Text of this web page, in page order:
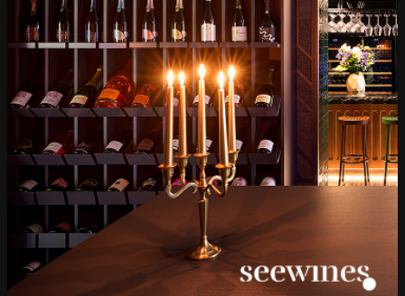
Над 1300 вина от цял
свят
Физически магазини и
събития
Бърза доставка за
цялата страна
Лоялна програма и
отстъпки
Пазарувай
ВИНО